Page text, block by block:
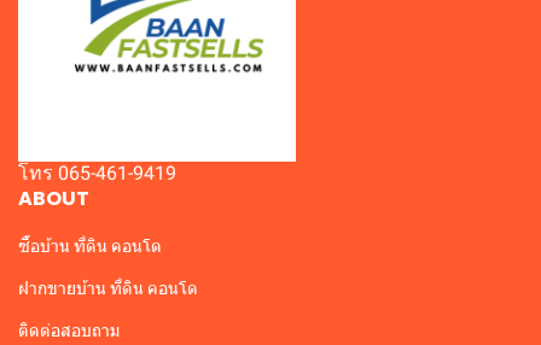
โทร 065-461-9419
ABOUT
ซื้อบ้าน ที่ดิน คอนโด
ฝากขายบ้าน ที่ดิน คอนโด
ติดต่อสอบถาม